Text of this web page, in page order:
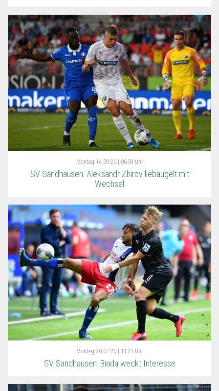
Montag 14.09.20 | 06:59 Uhr
SV Sandhausen: Aleksandr Zhirov liebäugelt mit
Wechsel
Montag 20.07.20 | 11:21 Uhr
SV Sandhausen: Biada weckt Interesse